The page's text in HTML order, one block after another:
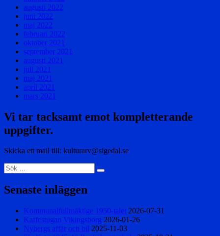
augusti 2022
juni 2022
maj 2022
februari 2022
oktober 2021
september 2021
augusti 2021
juli 2021
maj 2021
april 2021
mars 2021
Vi tar tacksamt emot kompletterande
uppgifter.
Skicka ett mail till: kulturarv@sigedal.se
Sök
efter:
Sök
Senaste inläggen
Kommunalfullmäktige 1950-talet 2026-07-31
Kaffestugan Vikingsborg 2026-01-26
Nybergs affär och bil 2025-11-03